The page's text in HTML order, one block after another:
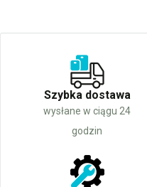
Szybka dostawa
wysłane w ciągu 24
godzin